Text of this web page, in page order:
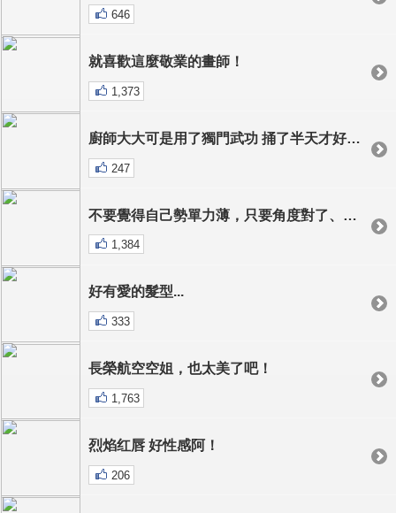
646
就喜歡這麼敬業的畫師！
1,373
廚師大大可是用了獨門武功 捅了半天才好的...快趁熱吃！
247
不要覺得自己勢單力薄，只要角度對了、方向對了，執行力到位，就一定能擊敗強大的對手！
1,384
好有愛的髮型...
333
長榮航空空姐，也太美了吧！
1,763
烈焰红唇 好性感阿！
206